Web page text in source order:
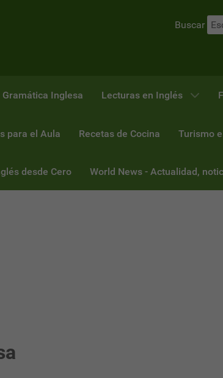
Buscar
Gramática Inglesa Lecturas en Inglés
para el Aula Recetas de Cocina Turismo
desde Cero World News - Actualidad,